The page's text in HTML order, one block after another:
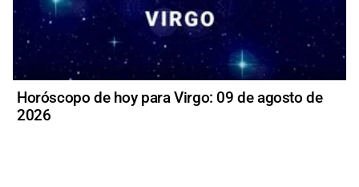
Horóscopo de hoy para Virgo: 09 de agosto de
2026